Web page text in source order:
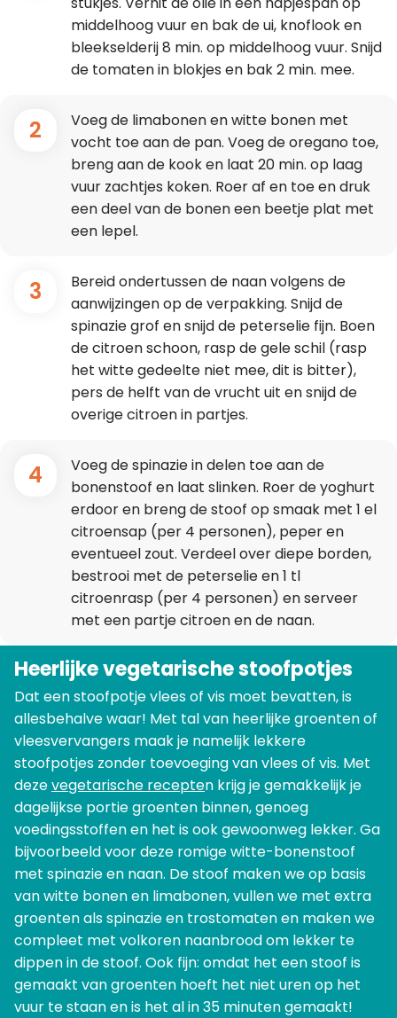
middelhoog vuur en bak de ui, knoflook en
bleekselderij 8 min. op middelhoog vuur. Snijd
de tomaten in blokjes en bak 2 min. mee.
2
Voeg de limabonen en witte bonen met
vocht toe aan de pan. Voeg de oregano toe,
breng aan de kook en laat 20 min. op laag
vuur zachtjes koken. Roer af en toe en druk
een deel van de bonen een beetje plat met
een lepel.
3
Bereid ondertussen de naan volgens de
aanwijzingen op de verpakking. Snijd de
spinazie grof en snijd de peterselie fijn. Boen
de citroen schoon, rasp de gele schil (rasp
het witte gedeelte niet mee, dit is bitter),
pers de helft van de vrucht uit en snijd de
overige citroen in partjes.
4
Voeg de spinazie in delen toe aan de
bonenstoof en laat slinken. Roer de yoghurt
erdoor en breng de stoof op smaak met 1 el
citroensap (per 4 personen), peper en
eventueel zout. Verdeel over diepe borden,
bestrooi met de peterselie en 1 tl
citroenrasp (per 4 personen) en serveer
met een partje citroen en de naan.
Heerlijke vegetarische stoofpotjes
Dat een stoofpotje vlees of vis moet bevatten, is
allesbehalve waar! Met tal van heerlijke groenten of
vleesvervangers maak je namelijk lekkere
stoofpotjes zonder toevoeging van vlees of vis. Met
dezevegetarische recepten krijg je gemakkelijk je
dagelijkse portie groenten binnen, genoeg
voedingsstoffen en het is ook gewoonweg lekker. Ga
bijvoorbeeld voor deze romige witte-bonenstoof
met spinazie en naan. De stoof maken we op basis
van witte bonen en limabonen, vullen we met extra
groenten als spinazie en trostomaten en maken we
compleet met volkoren naanbrood om lekker te
dippen in de stoof. Ook fijn: omdat het een stoof is
gemaakt van groenten hoeft het niet uren op het
vuur te staan en is het al in 35 minuten gemaakt!